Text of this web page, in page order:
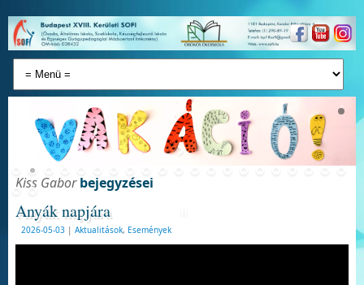
Kiss Gaborbejegyzései
Anyák napjára
2026-05-03 | Aktualitások, Események